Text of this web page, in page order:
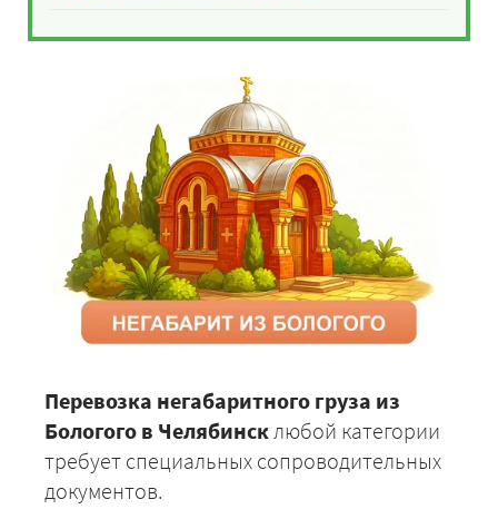
Перевозка негабаритного груза из
Бологого в Челябинсклюбой категории
требует специальных сопроводительных
документов.